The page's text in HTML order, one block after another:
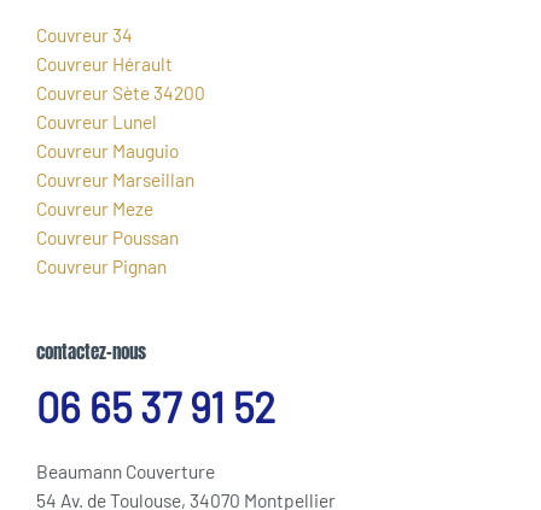
Couvreur 34
Couvreur Hérault
Couvreur Sète 34200
Couvreur Lunel
Couvreur Mauguio
Couvreur Marseillan
Couvreur Meze
Couvreur Poussan
Couvreur Pignan
contactez-nous
06 65 37 91 52
Beaumann Couverture
54 Av. de Toulouse, 34070 Montpellier